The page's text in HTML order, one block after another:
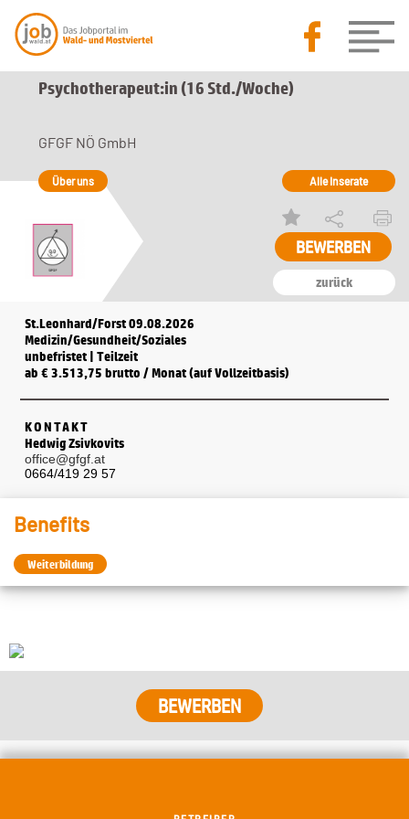
Psychotherapeut:in (16 Std./Woche)
zurück
GFGF NÖ GmbH
Über uns Alle Inserate
St.Leonhard/Forst 09.08.2026
Medizin/Gesundheit/Soziales
unbefristet | Teilzeit
ab € 3.513,75 brutto / Monat (auf Vollzeitbasis)
KONTAKT
Hedwig Zsivkovits
office@gfgf.at
0664/419 29 57
Benefits
Weiterbildung